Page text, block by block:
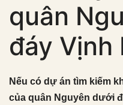
quân
đáy Vịnh
Nếu có dự án tìm kiếm
của quân Nguyên dưới